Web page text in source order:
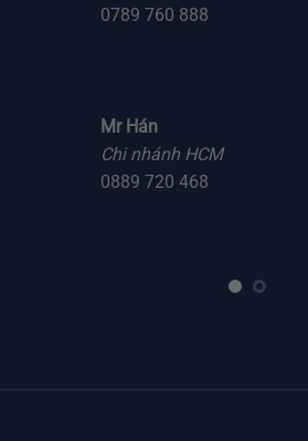
0789 760 888
Mr Hán
Chi nhánh HCM
0889 720 468